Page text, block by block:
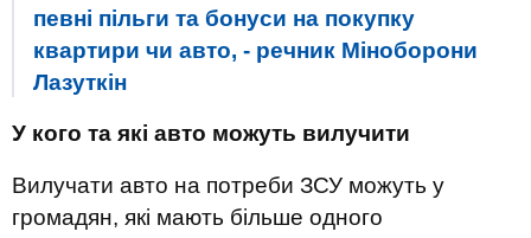
певні пільги та бонуси на покупку
квартири чи авто, - речник Міноборони
Лазуткін
У кого та які авто можуть вилучити
Вилучати авто на потреби ЗСУ можуть у
громадян, які мають більше одного